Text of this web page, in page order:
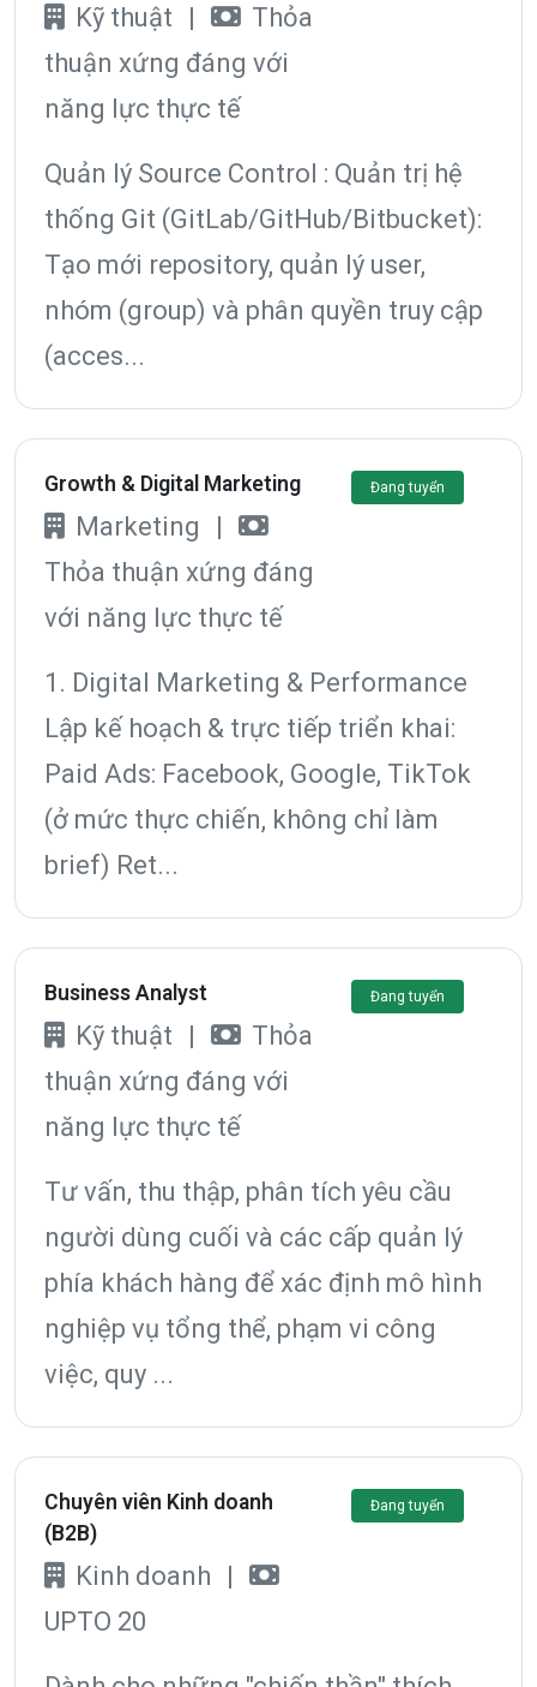
Kỹ thuật |
Thỏa
thuận xứng đáng với
năng lực thực tế
Quản lý Source Control : Quản trị hệ
thống Git (GitLab/GitHub/Bitbucket):
Tạo mới repository, quản lý user,
nhóm (group) và phân quyền truy cập
(acces...
Growth & Digital Marketing
Marketing
|
Thỏa thuận xứng đáng
với năng lực thực tế
Đang tuyển
1. Digital Marketing & Performance
Lập kế hoạch & trực tiếp triển khai:
Paid Ads: Facebook, Google, TikTok
(ở mức thực chiến, không chỉ làm
brief) Ret...
Business Analyst
Kỹ thuật |
Thỏa
thuận xứng đáng với
năng lực thực tế
Đang tuyển
Tư vấn, thu thập, phân tích yêu cầu
người dùng cuối và các cấp quản lý
phía khách hàng để xác định mô hình
nghiệp vụ tổng thể, phạm vi công
việc, quy ...
Chuyên viên Kinh doanh
(B2B)
Kinh doanh
|
UPTO 20
Đang tuyển